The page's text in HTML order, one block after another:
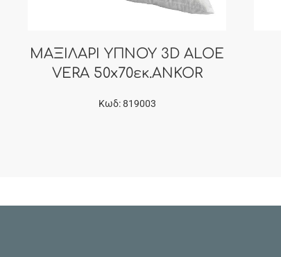
ΜΑΞΙΛΑΡΙ ΥΠΝΟΥ 3D ALOE
VERA 50x70εκ.ANKOR
Κωδ: 819003